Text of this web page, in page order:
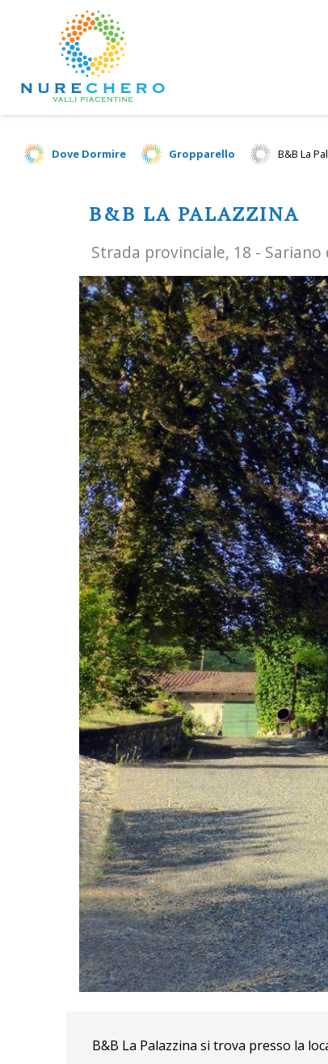
Dove Dormire Gropparello B&B La
B&B LA PALAZZINA
Strada provinciale, 18 -
B&B La Palazzina si trova presso la